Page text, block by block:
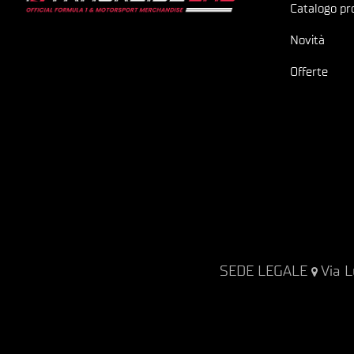
Catalogo
Novità
Offerte
SEDE LEGALE Via